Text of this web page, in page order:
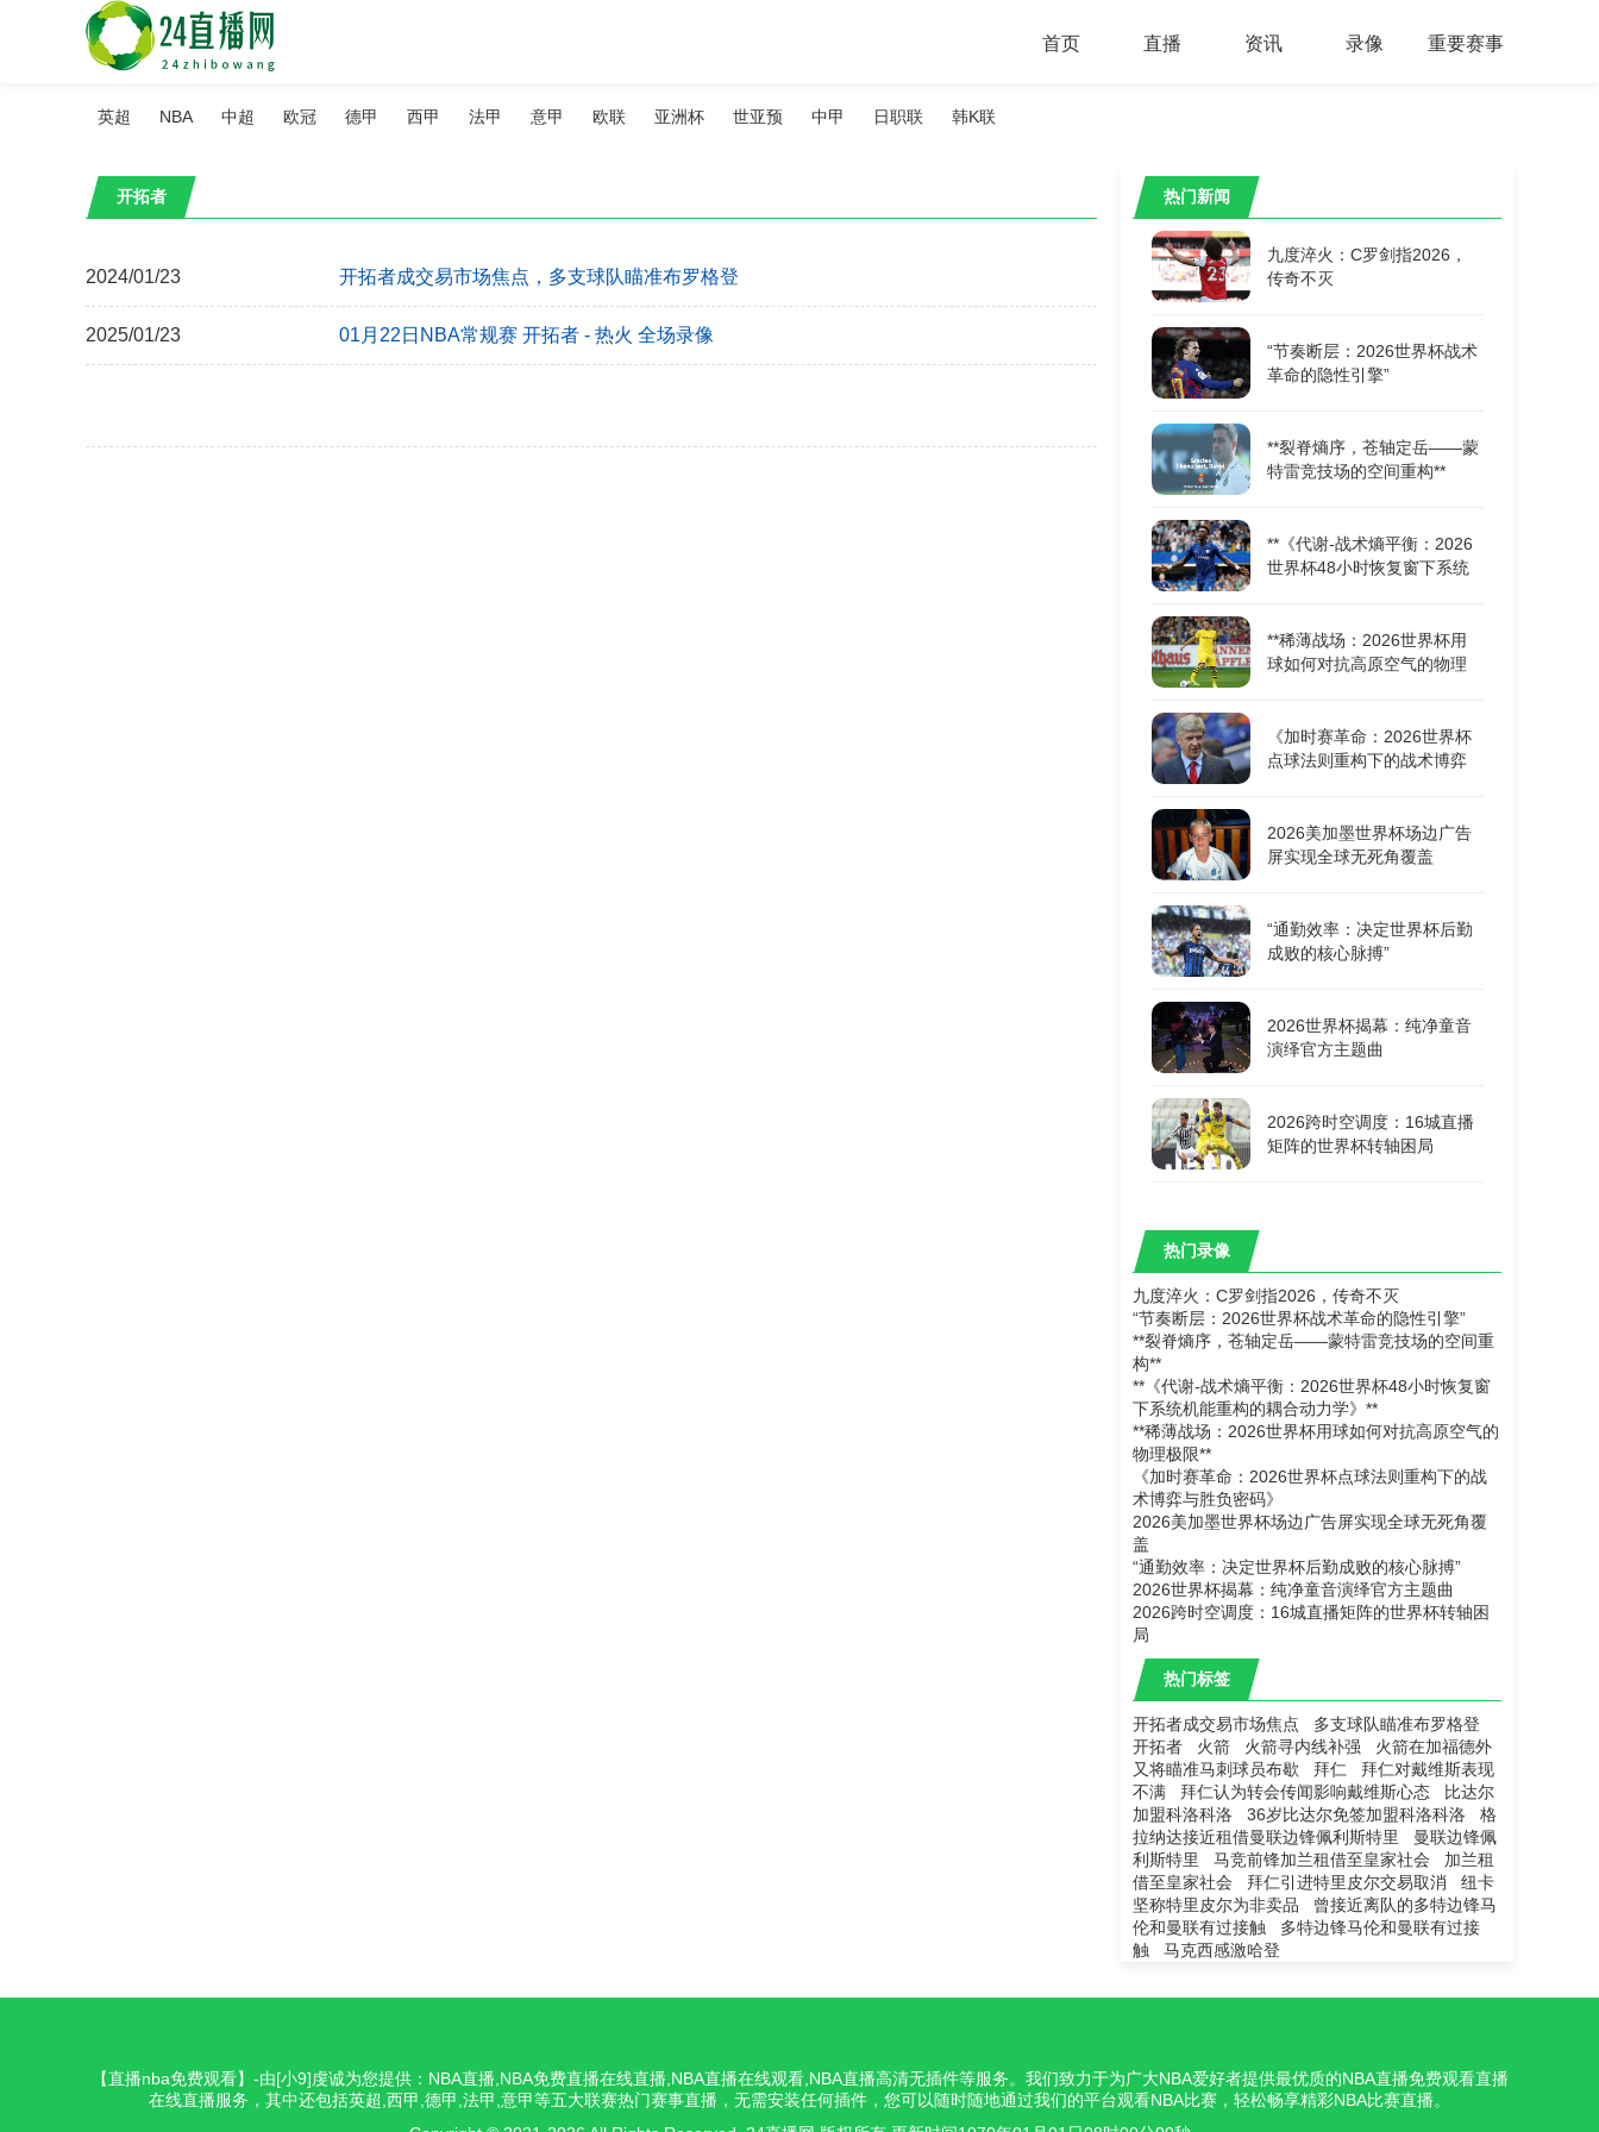
首页 直播 资讯 录像 重要赛事
英超 NBA 中超 欧冠 德甲 西甲 法甲 意甲 欧联 亚洲杯 世亚预 中甲 日职联 韩K联
开拓者
2024/01/23 开拓者成交易市场焦点，多支球队瞄准布罗格登
2025/01/23 01月22日NBA常规赛 开拓者 - 热火 全场录像
热门新闻
九度淬火：C罗剑指2026，
传奇不灭
“节奏断层：2026世界杯战术
革命的隐性引擎”
**裂脊熵序，苍轴定岳——蒙
特雷竞技场的空间重构**
**《代谢-战术熵平衡：2026
世界杯48小时恢复窗下系统
**稀薄战场：2026世界杯用
球如何对抗高原空气的物理
《加时赛革命：2026世界杯
点球法则重构下的战术博弈
2026美加墨世界杯场边广告
屏实现全球无死角覆盖
“通勤效率：决定世界杯后勤
成败的核心脉搏”
2026世界杯揭幕：纯净童音
演绎官方主题曲
2026跨时空调度：16城直播
矩阵的世界杯转轴困局
热门录像
九度淬火：C罗剑指2026，传奇不灭
“节奏断层：2026世界杯战术革命的隐性引擎”
**裂脊熵序，苍轴定岳——蒙特雷竞技场的空间重
构**
**《代谢-战术熵平衡：2026世界杯48小时恢复窗
下系统机能重构的耦合动力学》**
**稀薄战场：2026世界杯用球如何对抗高原空气的
物理极限**
《加时赛革命：2026世界杯点球法则重构下的战
术博弈与胜负密码》
2026美加墨世界杯场边广告屏实现全球无死角覆
盖
“通勤效率：决定世界杯后勤成败的核心脉搏”
2026世界杯揭幕：纯净童音演绎官方主题曲
2026跨时空调度：16城直播矩阵的世界杯转轴困
局
热门标签
开拓者成交易市场焦点
多支球队瞄准布罗格登
开拓者
火箭 火箭寻内线补强
火箭在加福德外
又将瞄准马刺球员布歇
拜仁
拜仁对戴维斯表现
不满
拜仁认为转会传闻影响戴维斯心态
比达尔
加盟科洛科洛
36岁比达尔免签加盟科洛科洛
格
拉纳达接近租借曼联边锋佩利斯特里
曼联边锋佩
利斯特里
马竞前锋加兰租借至皇家社会
加兰租
借至皇家社会
拜仁引进特里皮尔交易取消
纽卡
坚称特里皮尔为非卖品
曾接近离队的多特边锋马
伦和曼联有过接触
多特边锋马伦和曼联有过接
触
马克西感激哈登
【直播nba免费观看】-由[小9]虔诚为您提供：NBA直播,NBA免费直播在线直播,NBA直播在线观看,NBA直播高清无插件等服务。我们致力于为广大NBA爱好者提供最优质的NBA直播免费观看直播
在线直播服务，其中还包括英超,西甲,德甲,法甲,意甲等五大联赛热门赛事直播，无需安装任何插件，您可以随时随地通过我们的平台观看NBA比赛，轻松畅享精彩NBA比赛直播。